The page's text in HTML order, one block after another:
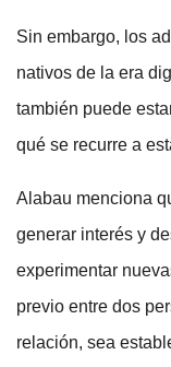
Sin embargo, los
nativos de la era
también puede
qué se recurre a
Alabau menciona
generar interés y
experimentar
previo entre dos
relación, sea